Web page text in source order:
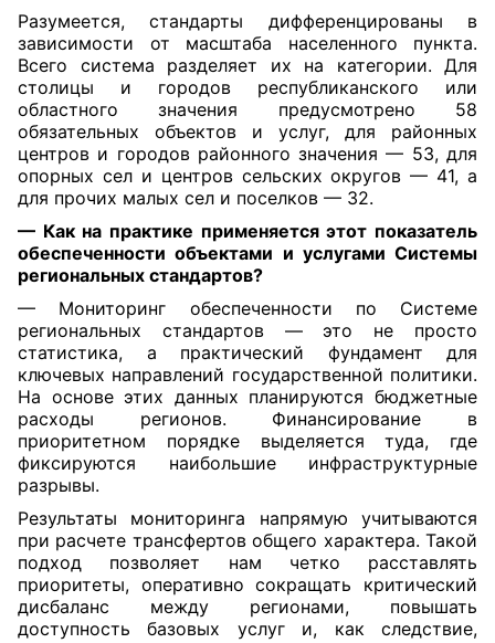
Разумеется, стандарты дифференцированы в
зависимости от масштаба населенного пункта.
Всего система разделяет их на категории. Для
столицы и городов республиканского или
областного значения предусмотрено 58
обязательных объектов и услуг, для районных
центров и городов районного значения — 53, для
опорных сел и центров сельских округов — 41, а
для прочих малых сел и поселков — 32.
— Как на практике применяется этот показатель
обеспеченности объектами и услугами Системы
региональных стандартов?
— Мониторинг обеспеченности по Системе
региональных стандартов — это не просто
статистика, а практический фундамент для
ключевых направлений государственной политики.
На основе этих данных планируются бюджетные
расходы регионов. Финансирование в
приоритетном порядке выделяется туда, где
фиксируются наибольшие инфраструктурные
разрывы.
Результаты мониторинга напрямую учитываются
при расчете трансфертов общего характера. Такой
подход позволяет нам четко расставлять
приоритеты, оперативно сокращать критический
дисбаланс между регионами, повышать
доступность базовых услуг и, как следствие,